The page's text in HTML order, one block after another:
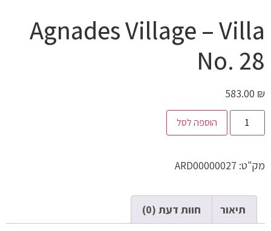
Agnades Village – Villa
No. 28
583.00 ₪
הוספה לסל
מק"ט: ARD00000027
תיאור חוות דעת (0)